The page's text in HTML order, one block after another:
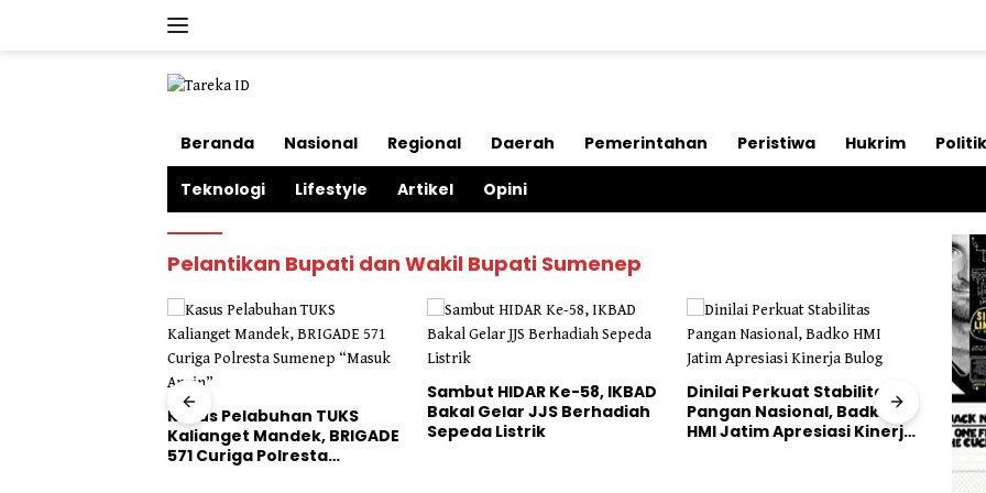
Beranda Nasional Regional Daerah Pemerintahan Peristiwa Hukrim Politik
Teknologi Lifestyle Artikel Opini
Pelantikan Bupati dan Wakil Bupati Sumenep
Kasus Pelabuhan TUKS
Kalianget Mandek, BRIGADE
571 Curiga Polresta
Sambut HIDAR Ke-58, IKBAD
Bakal Gelar JJS Berhadiah
Sepeda Listrik
Dinilai Perkuat Stabilitas
Pangan Nasional, Badko
HMI Jatim Apresiasi Kinerja